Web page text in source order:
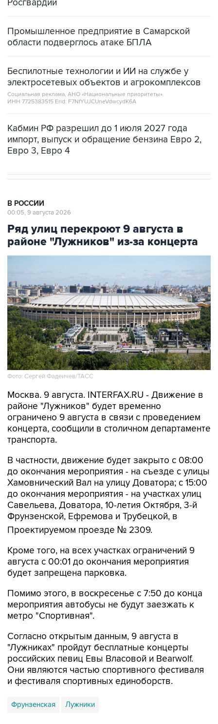
Промышленное предприятие в Самарской
Беспилотные технологии и ИИ на службе у
Социальная реклама, АНО «Национальные приоритеты».
ИНН 7725383515 Erid: F7NfYUJCUneVdwcydK6A
Кабмин РФ разрешил до 1 июля 2027 года
Евро 3, Евро 4
Ряд улиц перекроют 9 августа в
районе "Лужников" из-за концерта
Фото: Сергей Фадеичев/ТАСС
Москва. 9 августа. INTERFAX.RU - Движение в
ограничено 9 августа в связи с проведением
концерта, сообщили в столичном департаменте
транспорта.
В частности, движение будет закрыто с 08:00
Хамовнический Вал на улицу Доватора; с 15:00
до окончания мероприятия - на участках улиц
Савельева, Доватора, 10-летия Октября, 3-й
Фрунзенской, Ефремова и Трубецкой, в
Проектируемом проезде № 2309.
Кроме того, на всех участках ограничений 9
будет запрещена парковка.
Помимо этого, в воскресенье с 7:50 до конца
метро "Спортивная".
Согласно открытым данным, 9 августа в
российских певиц Евы Власовой и Bearwolf.
Они являются частью спортивного фестиваля
и фестиваля спортивных единоборств.
Фрунзенская Лужники